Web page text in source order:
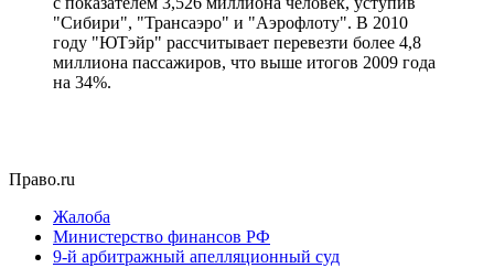
"Сибири", "Трансаэро" и "Аэрофлоту". В 2010
году "ЮТэйр" рассчитывает перевезти более 4,8
миллиона пассажиров, что выше итогов 2009 года
на 34%.
Право.ru
Жалоба
Министерство финансов РФ
9-й арбитражный апелляционный суд